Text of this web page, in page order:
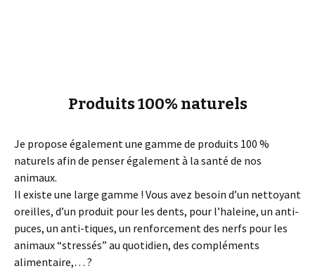
Produits 100% naturels
Je propose également une gamme de produits 100 %
naturels afin de penser également à la santé de nos
animaux.
Il existe une large gamme ! Vous avez besoin d’un nettoyant
oreilles, d’un produit pour les dents, pour l’haleine, un anti-
puces, un anti-tiques, un renforcement des nerfs pour les
animaux “stressés” au quotidien, des compléments
alimentaire,… ?